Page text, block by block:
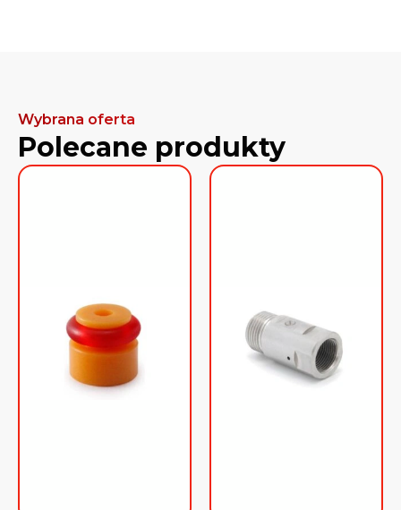
Wybrana oferta
Polecane produkty